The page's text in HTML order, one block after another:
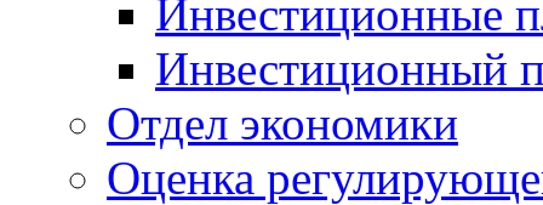
Инвестиционные
Инвестиционный
Отдел экономики
Оценка